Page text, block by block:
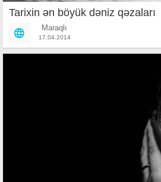
Tarixin ən böyük dəniz qəzaları
Maraqlı
17.04.2014